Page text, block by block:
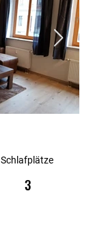
Schlafplätze
3